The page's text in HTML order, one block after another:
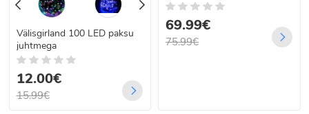
Välisgirland 100 LED paksu
juhtmega
12.00€
15.99€
69.99€
75.99€